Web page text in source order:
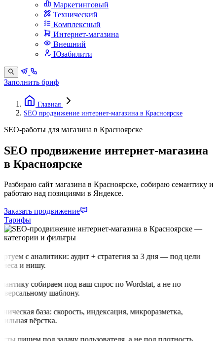
Маркетинговый
Технический
Комплексный
Интернет-магазина
Внешний
Юзабилити
Заполнить бриф
Главная
SEO продвижение интернет-магазина в Красноярске
SEO-работы для магазина в Красноярске
SEO продвижение интернет-магазина
в Красноярске
Разбираю сайт магазина в Красноярске, собираю семантику и
работаю над позициями в Яндексе.
Заказать продвижение
Тарифы
с аналитики: аудит + стратегия за 3 дня — под цели
и нишу.
собираем под ваш спрос по Wordstat, а не по
шаблону.
база: скорость, индексация, микроразметка,
вёрстка.